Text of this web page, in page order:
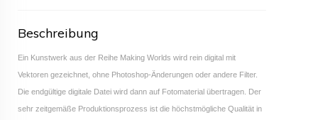
Beschreibung
Ein Kunstwerk aus der Reihe Making Worlds wird rein digital mit
Vektoren gezeichnet, ohne Photoshop-Änderungen oder andere Filter.
Die endgültige digitale Datei wird dann auf Fotomaterial übertragen. Der
sehr zeitgemäße Produktionsprozess ist die höchstmögliche Qualität in